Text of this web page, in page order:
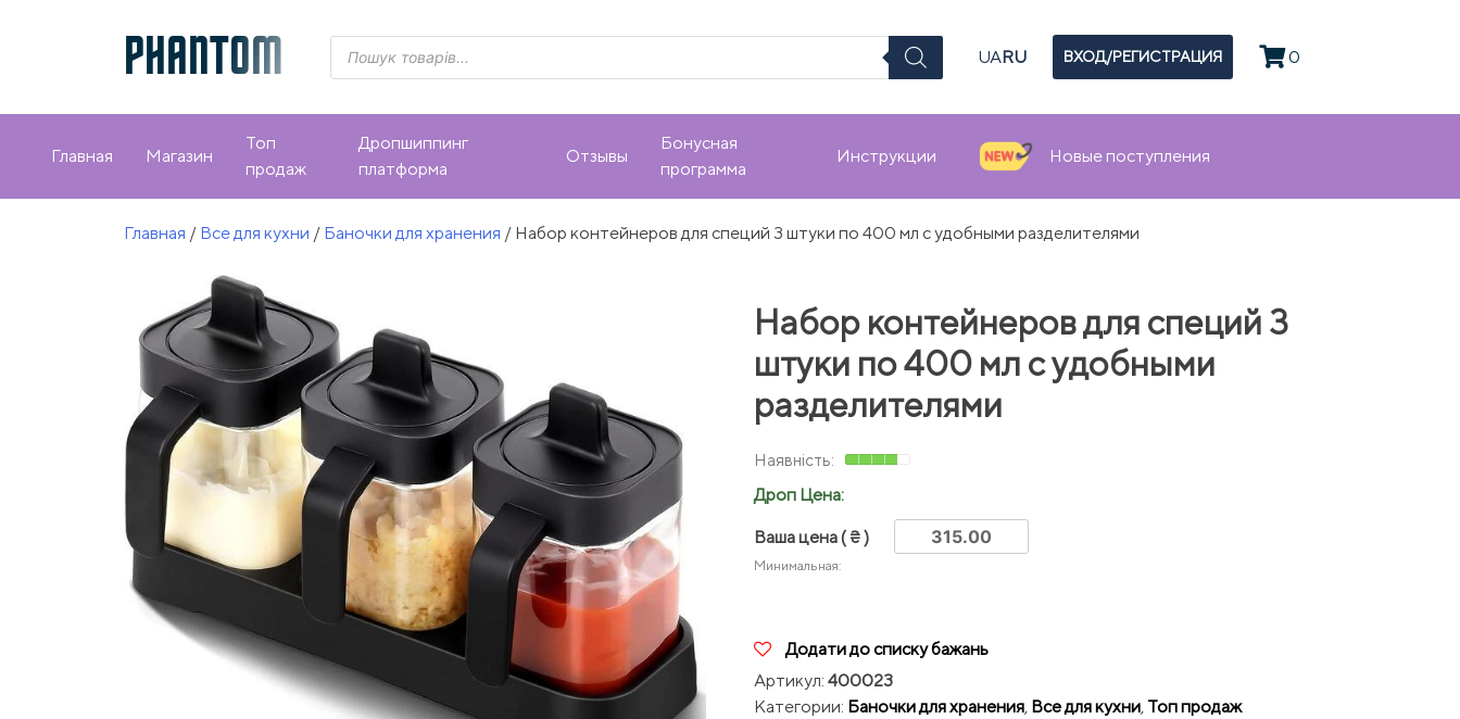
PHANTOM
Поиск
товаров
UARU ВХОД/РЕГИСТРАЦИЯ 0
Главная Магазин
Топ
продаж
Дропшиппинг
платформа
Отзывы
Бонусная
программа
Инструкции Новые поступления
Главная / Все для кухни / Баночки для хранения / Набор контейнеров для специй 3 штуки по 400 мл с удобными разделителями
Набор контейнеров для специй 3
штуки по 400 мл с удобными
разделителями
Дроп Цена:
Ваша цена( ₴ )
Минимальная:
Додати до списку бажань
Артикул:400023
Категории: Баночки для хранения, Все для кухни, Топ продаж